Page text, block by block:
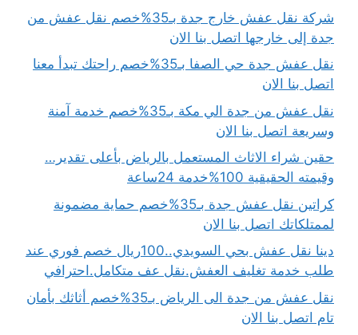
شركة نقل عفش خارج جدة بـ35%خصم نقل عفش من
جدة إلى خارجها اتصل بنا الان
نقل عفش جدة حي الصفا بـ35%خصم راحتك تبدأ معنا
اتصل بنا الان
نقل عفش من جدة الي مكة بـ35%خصم خدمة آمنة
وسريعة اتصل بنا الان
حقين شراء الاثاث المستعمل بالرياض بأعلى تقدير…
وقيمته الحقيقية 100%خدمة 24ساعة
كراتين نقل عفش جدة بـ35%خصم حماية مضمونة
لممتلكاتك اتصل بنا الان
دينا نقل عفش بحي السويدي..100ريال خصم فوري عند
طلب خدمة تغليف العفش.نقل عف متكامل.احترافي
نقل عفش من جدة الى الرياض بـ35%خصم أثاثك بأمان
تام اتصل بنا الان